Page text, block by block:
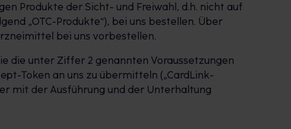
Produkte der Sicht- und Freiwahl, d.h. nicht auf
„OTC-Produkte“), bei uns bestellen. Über
bei uns vorbestellen.
die unter Ziffer 2 genannten Voraussetzungen
Token an uns zu übermitteln („CardLink-
mit der Ausführung und der Unterhaltung